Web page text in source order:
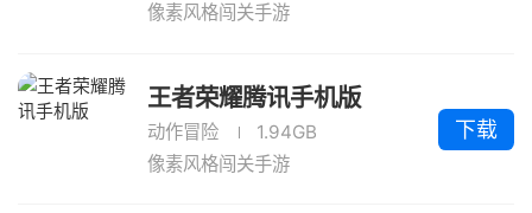
像素风格闯关手游
王者荣耀腾讯手机版
动作冒险
1.94GB
像素风格闯关手游
下载